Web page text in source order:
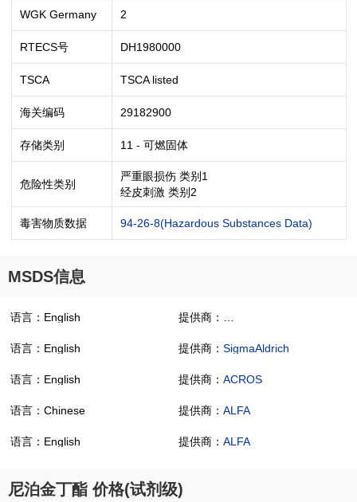
WGK Germany 2
RTECS号 DH1980000
TSCA TSCA listed
海关编码 29182900
存储类别 11 - 可燃固体
危险性类别
严重眼损伤 类别1
经皮刺激 类别2
毒害物质数据 94-26-8(Hazardous Substances Data)
MSDS信息
语言：English
语言：English 提供商： SigmaAldrich
语言：English 提供商： ACROS
语言：Chinese 提供商： ALFA
语言：English 提供商： ALFA
尼泊金丁酯 价格(试剂级)